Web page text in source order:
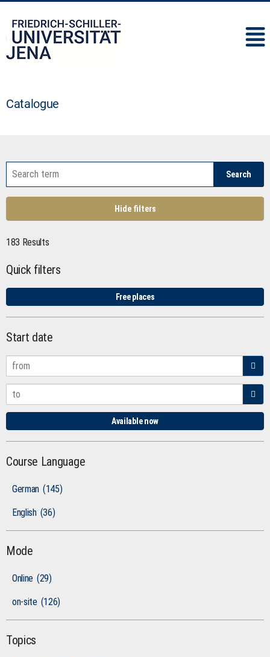
Catalogue
Search
Hide filters
183 Results
Quick filters
Free places
Start date
Available now
Course Language
German (145)
English (36)
Mode
Online (29)
on-site (126)
Topics